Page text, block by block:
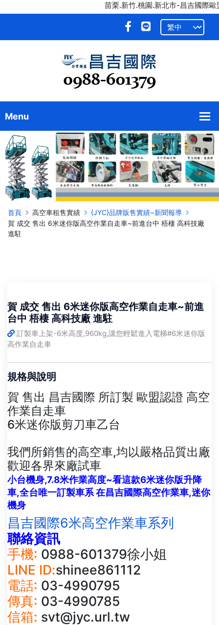
苗栗.新竹.桃園.新北市-昌吉國際歐
首頁 高空車租售實績
{JYC}品牌販售實績~新聞報導
賀 成交 售出 6米迷你版高空作業自走車~前進台中 梧棲 高科技廠
進駐
賀 成交 售出 6米迷你版高空作業自走車~前進
台中 梧棲 高科技廠 進駐
訂製車上架-6米高度,960kg,讓您輕鬆進入電梯#6米迷你版
高作業自走車
規格與說明
賀 售出 昌吉國際 所訂製 歐盟認證 高空
作業自走車
6米迷你版剪刀車乙台
我們所銷售的高空車,均以嚴格品質出廠
歡迎各界來廠試車
小台機身,7.8米作業高度~看這款6米迷你版升降
車,全台唯一訂製車系 在昌吉國際高空作業車,迷你
機身
昌吉國際6米高空作業車系列
聯絡資訊
手機: 0988-601379徐小姐
LINE ID:shinee861112
電話: 03-4990795
傳真: 03-4990785
信箱: svt@jyc.url.tw